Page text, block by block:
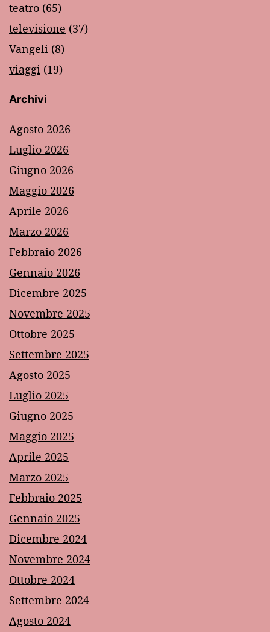
teatro (65)
televisione (37)
Vangeli (8)
viaggi (19)
Archivi
Agosto 2026
Luglio 2026
Giugno 2026
Maggio 2026
Aprile 2026
Marzo 2026
Febbraio 2026
Gennaio 2026
Dicembre 2025
Novembre 2025
Ottobre 2025
Settembre 2025
Agosto 2025
Luglio 2025
Giugno 2025
Maggio 2025
Aprile 2025
Marzo 2025
Febbraio 2025
Gennaio 2025
Dicembre 2024
Novembre 2024
Ottobre 2024
Settembre 2024
Agosto 2024